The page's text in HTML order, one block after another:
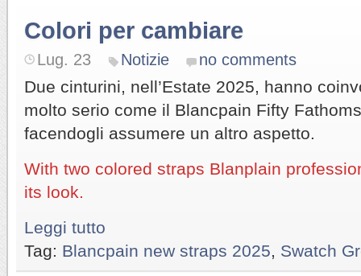
Colori per cambiare
Lug. 23 Notizie no comments
Due cinturini, nell’Estate 2025, hanno
molto serio come il Blancpain Fifty
facendogli assumere un altro aspetto.
With two colored straps Blanplain
its look.
Leggi tutto
Tag: Blancpain new straps 2025 Swatch